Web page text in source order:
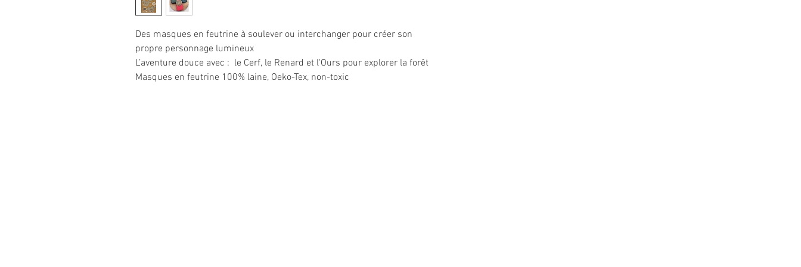
Des masques en feutrine à soulever ou interchanger pour créer son
propre personnage lumineux
L’aventure douce avec : le Cerf, le Renard et l'Ours pour explorer la forêt
Masques en feutrine 100% laine, Oeko-Tex, non-toxic